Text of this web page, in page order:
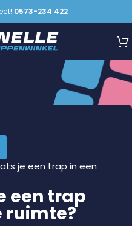
0573-234 422
je een trap in een
een trap
ruimte?